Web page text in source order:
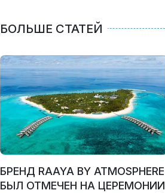
БОЛЬШЕ СТАТЕЙ
БРЕНД RAAYA BY ATMOSPHERE
БЫЛ ОТМЕЧЕН НА ЦЕРЕМОНИИ